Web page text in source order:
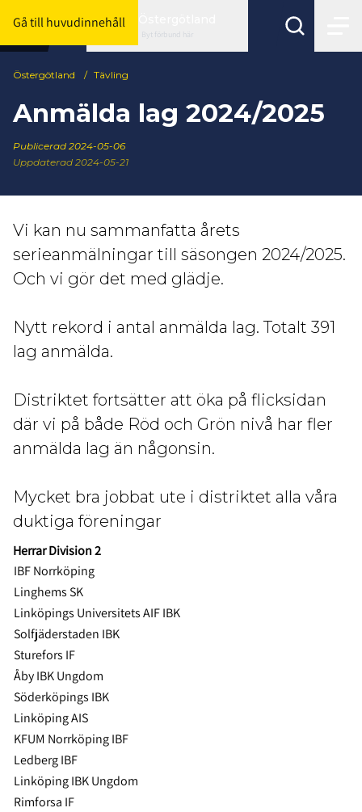
Gå till huvudinnehåll
Byt förbund här
Östergötland / Tävling
Anmälda lag 2024/2025
Publicerad 2024-05-06
Uppdaterad 2024-05-21
Vi kan nu sammanfatta årets
serieanmälningar till säsongen 2024/2025.
Och vi gör det med glädje.
Nytt rekord i antal anmälda lag. Totalt 391
lag anmälda.
Distriktet fortsätter att öka på flicksidan
där vi på både Röd och Grön nivå har fler
anmälda lag än någonsin.
Mycket bra jobbat ute i distriktet alla våra
duktiga föreningar
Herrar Division 2
IBF Norrköping
Linghems SK
Linköpings Universitets AIF IBK
Solfjäderstaden IBK
Sturefors IF
Åby IBK Ungdom
Söderköpings IBK
Linköping AIS
KFUM Norrköping IBF
Ledberg IBF
Linköping IBK Ungdom
Rimforsa IF